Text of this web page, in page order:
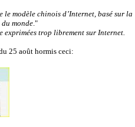
le modèle chinois d’Internet, basé sur la
monde."
exprimées trop librement sur Internet.
25 août hormis ceci: